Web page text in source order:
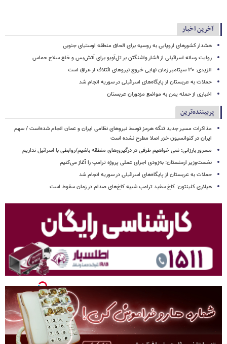
آخرین اخبار
هشدار کشورهای اروپایی به روسیه برای الحاق منطقه اوستیای جنوبی
روایت رسانه اسرائیلی از فشار واشنگتن بر تل‌آویو برای آتش‌بس و خلع سلاح حماس
الزیدی: ۳۰ سپتامبر زمان نهایی خروج نیروهای ائتلاف از عراق است
حملات به عربستان از پایگاه‌های اسرائیلی در سوریه انجام شد
اخباری از حمله یمن به مواضع مزدوران عربستان
پربیننده‌ترین
مذاکرات مسیر جدید تنگه هرمز توسط نیروهای نظامی ایران و عمان انجام شده‌است / سهم
ایران در کنوانسیون خزر اصلا مطرح نشده است
مسرور بارزانی: نمی خواهیم طرفی در درگیری‌های منطقه باشیم/روابطی با اسرائیل نداریم
نخست‌وزیر ارمنستان: به‌زودی اجرای عملی پروژه ترامپ را آغاز می‌کنیم
حملات به عربستان از پایگاه‌های اسرائیلی در سوریه انجام شد
هیلاری کلینتون: کاخ سفید ترامپ شبیه کاخ‌های صدام در زمان سقوط است